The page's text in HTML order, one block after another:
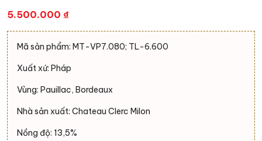
5.500.000 ₫
Mã sản phẩm: MT-VP7.080; TL-6.600
Xuất xứ: Pháp
Vùng: Pauillac, Bordeaux
Nhà sản xuất: Chateau Clerc Milon
Nồng độ: 13,5%